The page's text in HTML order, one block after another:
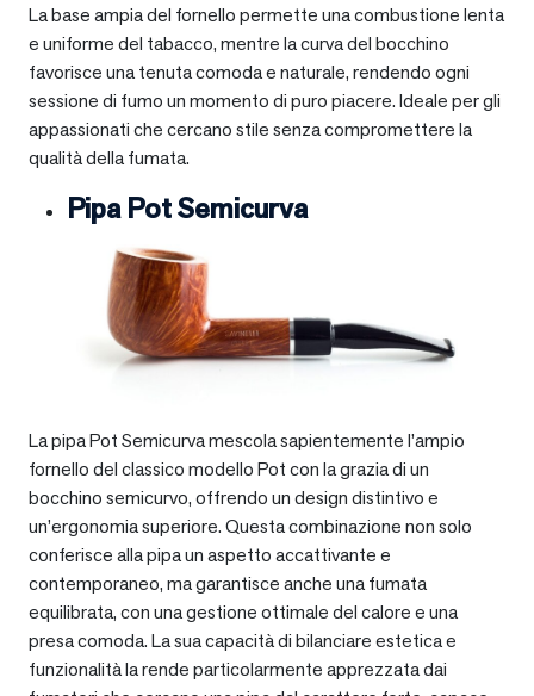
La base ampia del fornello permette una combustione lenta
e uniforme del tabacco, mentre la curva del bocchino
favorisce una tenuta comoda e naturale, rendendo ogni
sessione di fumo un momento di puro piacere. Ideale per gli
appassionati che cercano stile senza compromettere la
qualità della fumata.
Pipa Pot Semicurva
La pipa Pot Semicurva mescola sapientemente l’ampio
fornello del classico modello Pot con la grazia di un
bocchino semicurvo, offrendo un design distintivo e
un’ergonomia superiore. Questa combinazione non solo
conferisce alla pipa un aspetto accattivante e
contemporaneo, ma garantisce anche una fumata
equilibrata, con una gestione ottimale del calore e una
presa comoda. La sua capacità di bilanciare estetica e
funzionalità la rende particolarmente apprezzata dai